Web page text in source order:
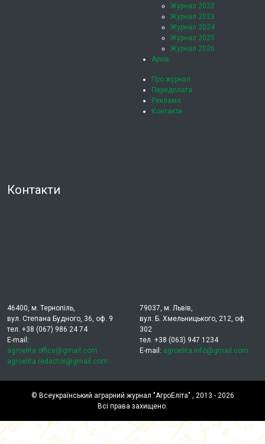
Журнал 2022
Журнал 2023
Журнал 2024
Журнал 2025
Журнал 2026
Архів
Про журнал
Передплата
Реклама
Контакти
Контакти
46400, м. Тернопіль,
вул. Степана Будного, 36, оф. 9
тел. +38 (067) 986 24 74
E-mail:
agroelita.office@gmail.com
agroelita.redactor@gmail.com
79037, м. Львів,
вул. Б. Хмельницького, 212, оф.
302
тел. +38 (063) 947 1234
E-mail: agroelita.info@gmail.com
© Всеукраїнський аграрний журнал "АгроЕліта" , 2013 - 2026
Всі права захищено.